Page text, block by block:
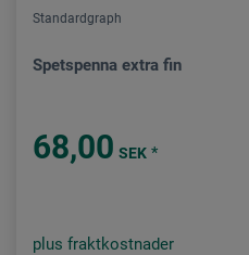
Standardgraph
Spetspenna extra fin
68,00 SEK *
plus fraktkostnader